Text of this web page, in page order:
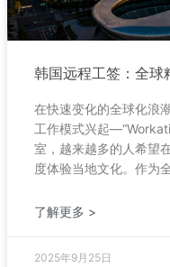
韩国远程工签：全球
在快速变化的全球化浪
工作模式兴起
室，越来越多的人希望
度体验当地文化。作为
了解更多 >
2025年9月25日